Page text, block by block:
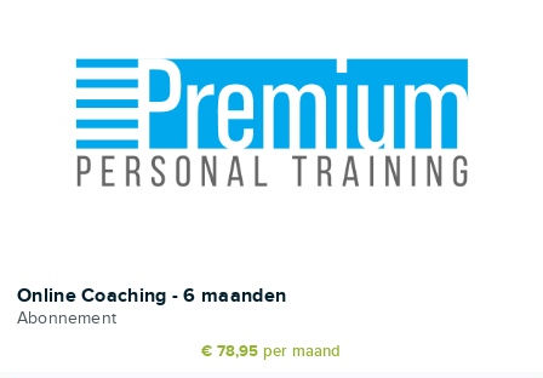
Online Coaching - 6 maanden
Abonnement
€ 78,95 per maand